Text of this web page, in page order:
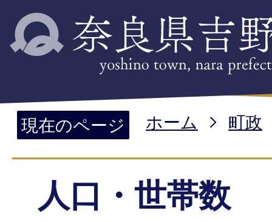
現在のページ ホーム 町政
人口・世帯数